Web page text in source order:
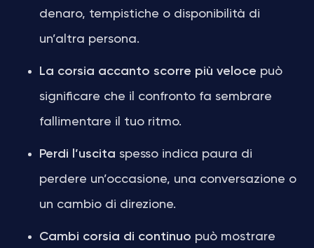
denaro, tempistiche o disponibilità di
un’altra persona.
La corsia accanto scorre più veloce può
significare che il confronto fa sembrare
fallimentare il tuo ritmo.
Perdi l’uscita spesso indica paura di
perdere un’occasione, una conversazione o
un cambio di direzione.
Cambi corsia di continuo può mostrare